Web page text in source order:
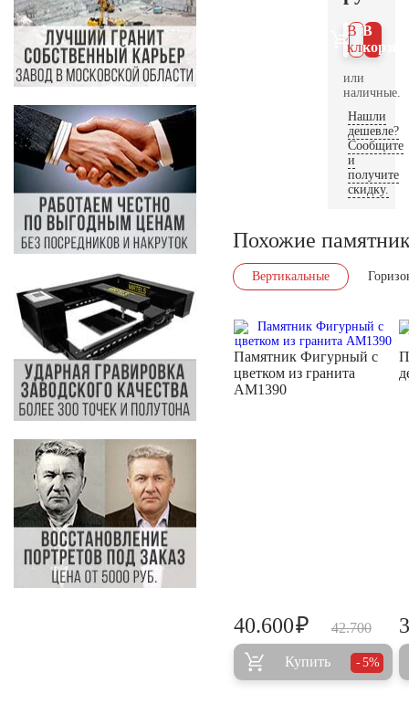
В
В 1
клик
или
наличные.
Нашли
дешевле?
Сообщите
и
получите
скидку.
Похожие
Вертикальные
Памятник Фигурный с
цветком из гранита
AM1390
42.700
40.600₽
Купить 5%